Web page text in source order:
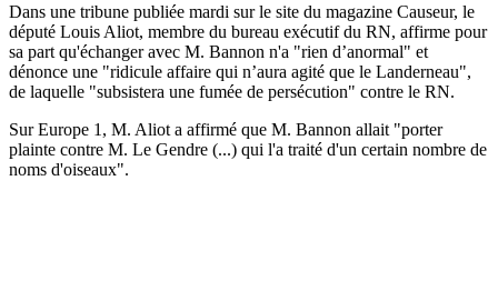
Dans une tribune publiée mardi sur le site du magazine Causeur, le
député Louis Aliot, membre du bureau exécutif du RN, affirme pour
sa part qu'échanger avec M. Bannon n'a "rien d’anormal" et
dénonce une "ridicule affaire qui n’aura agité que le Landerneau",
de laquelle "subsistera une fumée de persécution" contre le RN.
Sur Europe 1, M. Aliot a affirmé que M. Bannon allait "porter
plainte contre M. Le Gendre (...) qui l'a traité d'un certain nombre de
noms d'oiseaux".